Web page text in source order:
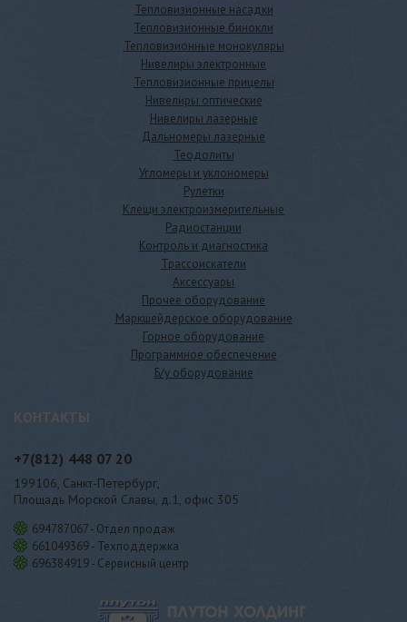
Тепловизионные насадки
Тепловизионные бинокли
Тепловизионные монокуляры
Нивелиры электронные
Тепловизионные прицелы
Нивелиры оптические
Нивелиры лазерные
Дальномеры лазерные
Теодолиты
Угломеры и уклономеры
Рулетки
Клещи электроизмерительные
Радиостанции
Контроль и диагностика
Трассоискатели
Аксессуары
Прочее оборудование
Маркшейдерское оборудование
Горное оборудование
Программное обеспечение
Б/у оборудование
КОНТАКТЫ
+7(812) 448 07 20
199106, Санкт-Петербург,
Площадь Морской Славы, д.1, офис 305
694787067 - Отдел продаж
661049369 - Техподдержка
696384919 - Сервисный центр